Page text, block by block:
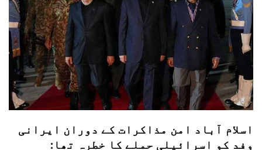
اسلام آباد امن مذاکرات کے دوران ایرانی
وفد کو اسرائیلی حملے کا خطرہ تھا: